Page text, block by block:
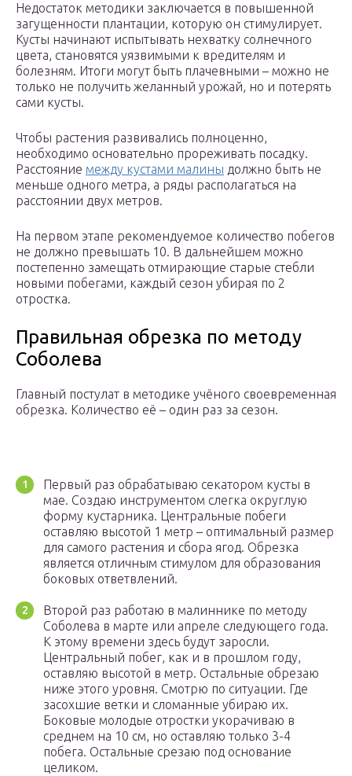
Недостаток методики заключается в повышенной
загущенности плантации, которую он стимулирует.
Кусты начинают испытывать нехватку солнечного
цвета, становятся уязвимыми к вредителям и
болезням. Итоги могут быть плачевными – можно не
только не получить желанный урожай, но и потерять
сами кусты.
Чтобы растения развивались полноценно,
необходимо основательно прореживать посадку.
Расстояние между кустами малины должно быть не
меньше одного метра, а ряды располагаться на
расстоянии двух метров.
На первом этапе рекомендуемое количество побегов
не должно превышать 10. В дальнейшем можно
постепенно замещать отмирающие старые стебли
новыми побегами, каждый сезон убирая по 2
отростка.
Правильная обрезка по методу
Соболева
Главный постулат в методике учёного своевременная
обрезка. Количество её – один раз за сезон.
Первый раз обрабатываю секатором кусты в
мае. Создаю инструментом слегка округлую
форму кустарника. Центральные побеги
оставляю высотой 1 метр – оптимальный размер
для самого растения и сбора ягод. Обрезка
является отличным стимулом для образования
боковых ответвлений.
Второй раз работаю в малиннике по методу
Соболева в марте или апреле следующего года.
К этому времени здесь будут заросли.
Центральный побег, как и в прошлом году,
оставляю высотой в метр. Остальные обрезаю
ниже этого уровня. Смотрю по ситуации. Где
засохшие ветки и сломанные убираю их.
Боковые молодые отростки укорачиваю в
среднем на 10 см, но оставляю только 3-4
побега. Остальные срезаю под основание
целиком.